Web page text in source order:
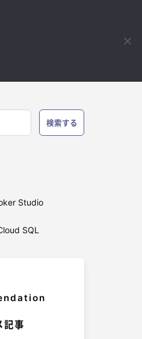
検索する
Studio
SQL
記事
順とハマりポイント